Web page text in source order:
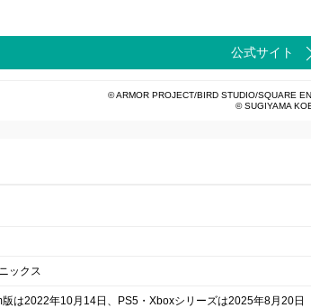
公式サイト
© ARMOR PROJECT/BIRD STUDIO/SQUARE
© SUGIYAMA
ックス
2022年10月14日、PS5・Xboxシリーズは2025年8月20日